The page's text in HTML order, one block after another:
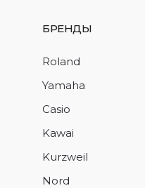
БРЕНДЫ
Roland
Yamaha
Casio
Kawai
Kurzweil
Nord